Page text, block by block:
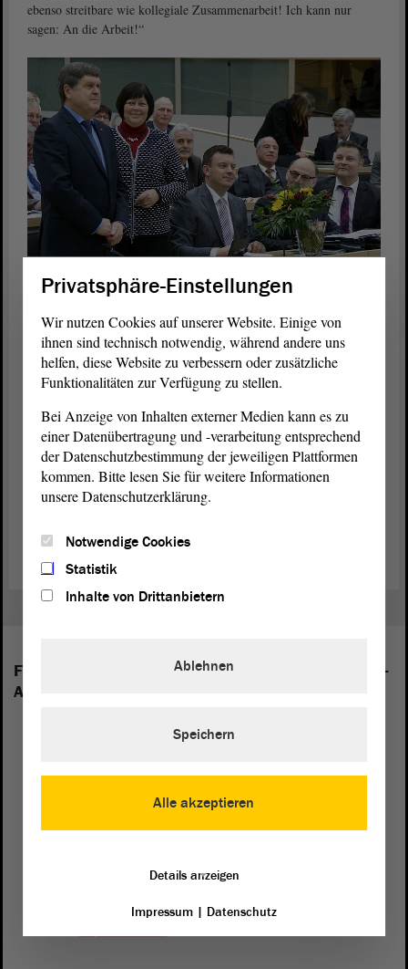
ebenso streitbare wie kollegiale Zusammenarbeit! Ich kann nur
sagen: An die Arbeit!“
Wahlergebnisses: Mit 86 von 91 abgegeben Stimmen wurde
Anhalt gewählt. Foto: Stefanie Böhme
Zur Person: Dieter Steinecke
eine Enkeltochter. Seit 2001 ist er Landtagsabgeordneter, in der
laufendenLegislaturperiodewar er europapolitischer Sprecher der
CDU-Fraktion. Neben seiner Tätigkeit alsAbgeordneterengagiert
sich Steinecke unter anderem als Landesvorsitzender des Volksbunds
Deutsche Kriegsgräberfürsorge Sachsen-Anhalt e. V. und ist
Polnischen Gesellschaft e. V.
Folgende Fraktionen sind im Landtag von Sachsen-
Anhalt vertreten:
Privatsphäre-Einstellungen
Wir nutzen Cookies auf unserer Website. Einige von
ihnen sind technisch notwendig, während andere uns
helfen, diese Website zu verbessern oder zusätzliche
Funktionalitäten zur Verfügung zu stellen.
Bei Anzeige von Inhalten externer Medien kann es zu
einer Datenübertragung und -verarbeitung entsprechend
der Datenschutzbestimmung der jeweiligen Plattformen
kommen. Bitte lesen Sie für weitere Informationen
unsere Datenschutzerklärung.
Notwendige Cookies
Statistik
Inhalte von Drittanbietern
Alle akzeptieren
Ablehnen
Speichern
Details anzeigen
Impressum| Datenschutz